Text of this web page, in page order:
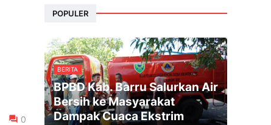
0
POPULER
BERITA
BPBD Kab. Barru Salurkan Air
Bersih ke Masyarakat
Dampak Cuaca Ekstrim